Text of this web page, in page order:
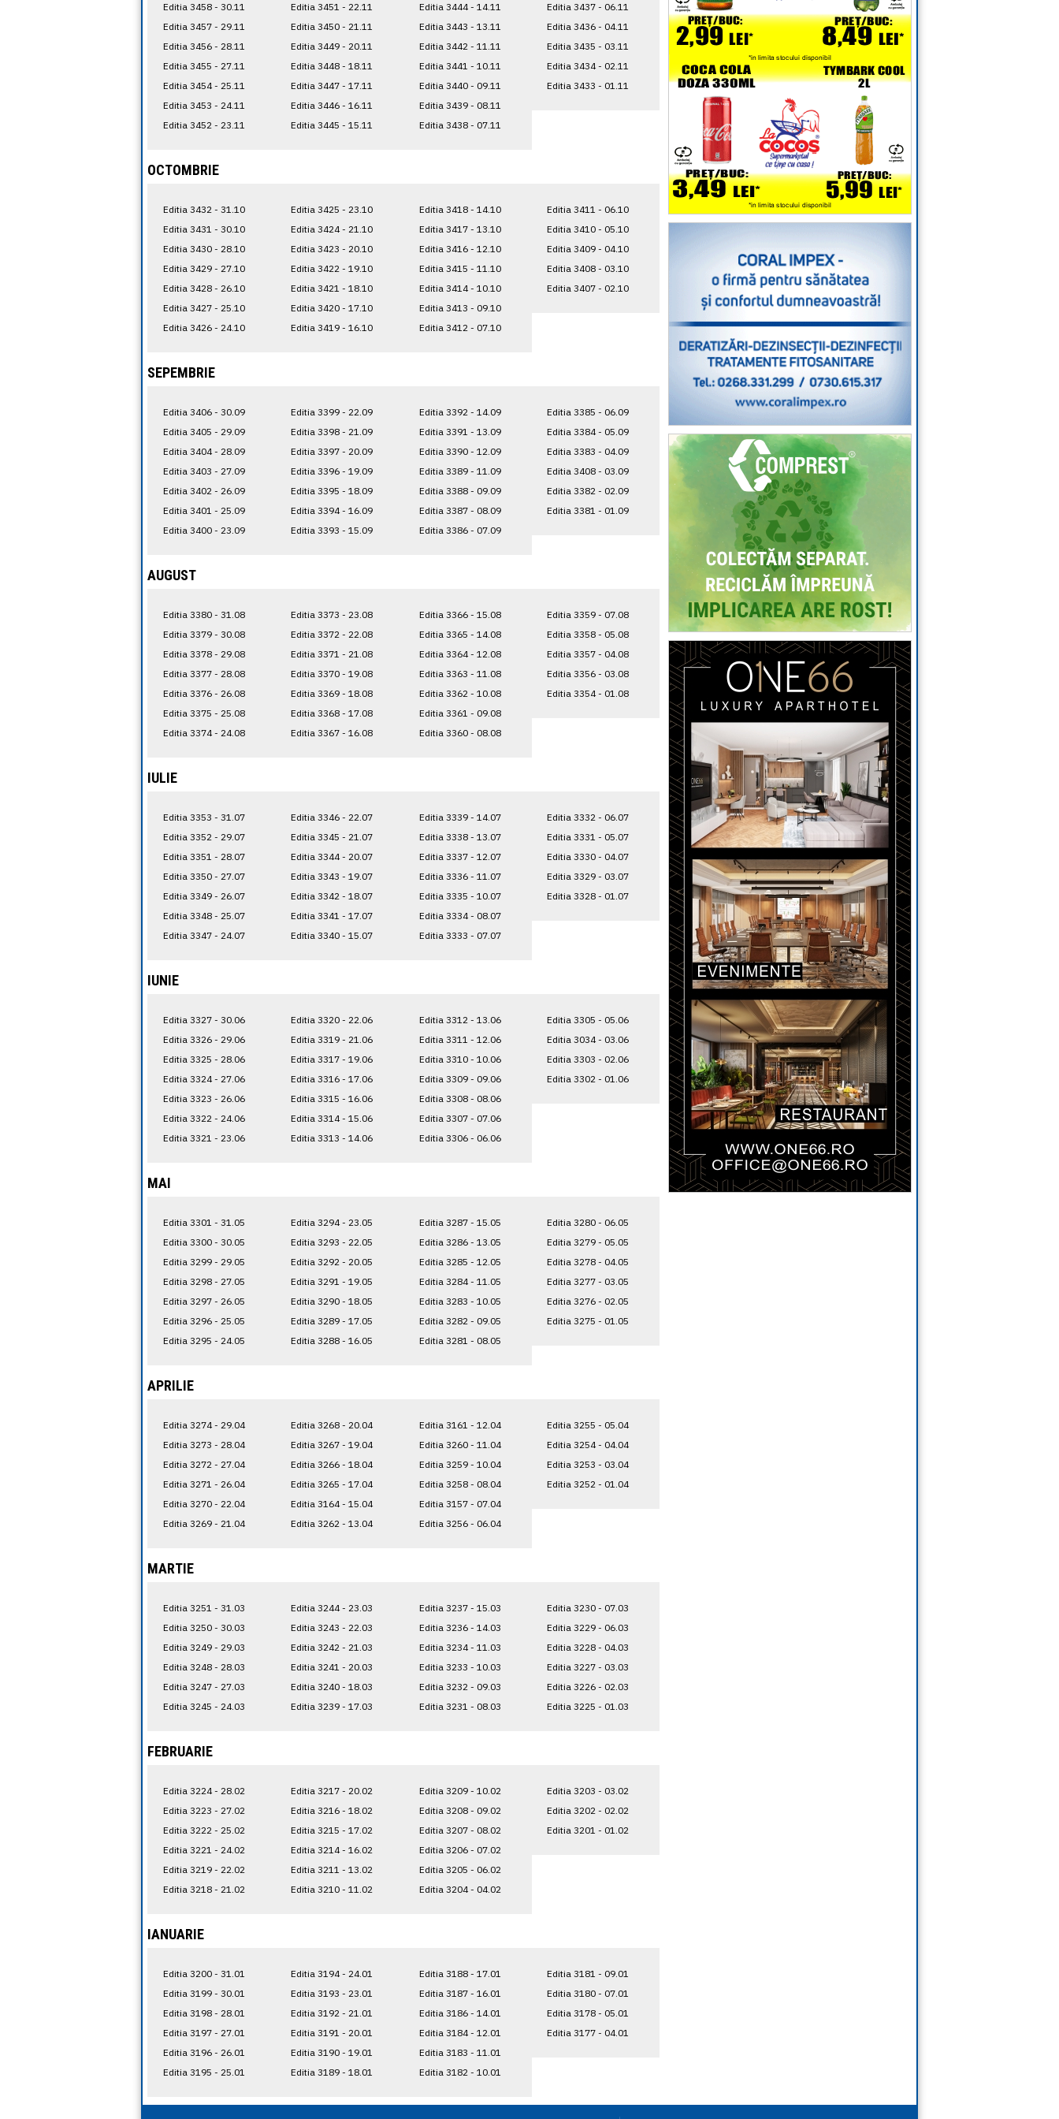
Editia 3458 - 30.11
Editia 3457 - 29.11
Editia 3456 - 28.11
Editia 3455 - 27.11
Editia 3454 - 25.11
Editia 3453 - 24.11
Editia 3452 - 23.11
Editia 3451 - 22.11
Editia 3450 - 21.11
Editia 3449 - 20.11
Editia 3448 - 18.11
Editia 3447 - 17.11
Editia 3446 - 16.11
Editia 3445 - 15.11
Editia 3444 - 14.11
Editia 3443 - 13.11
Editia 3442 - 11.11
Editia 3441 - 10.11
Editia 3440 - 09.11
Editia 3439 - 08.11
Editia 3438 - 07.11
Editia 3437 - 06.11
Editia 3436 - 04.11
Editia 3435 - 03.11
Editia 3434 - 02.11
Editia 3433 - 01.11
OCTOMBRIE
Editia 3432 - 31.10
Editia 3431 - 30.10
Editia 3430 - 28.10
Editia 3429 - 27.10
Editia 3428 - 26.10
Editia 3427 - 25.10
Editia 3426 - 24.10
Editia 3425 - 23.10
Editia 3424 - 21.10
Editia 3423 - 20.10
Editia 3422 - 19.10
Editia 3421 - 18.10
Editia 3420 - 17.10
Editia 3419 - 16.10
Editia 3418 - 14.10
Editia 3417 - 13.10
Editia 3416 - 12.10
Editia 3415 - 11.10
Editia 3414 - 10.10
Editia 3413 - 09.10
Editia 3412 - 07.10
Editia 3411 - 06.10
Editia 3410 - 05.10
Editia 3409 - 04.10
Editia 3408 - 03.10
Editia 3407 - 02.10
SEPEMBRIE
Editia 3406 - 30.09
Editia 3405 - 29.09
Editia 3404 - 28.09
Editia 3403 - 27.09
Editia 3402 - 26.09
Editia 3401 - 25.09
Editia 3400 - 23.09
Editia 3399 - 22.09
Editia 3398 - 21.09
Editia 3397 - 20.09
Editia 3396 - 19.09
Editia 3395 - 18.09
Editia 3394 - 16.09
Editia 3393 - 15.09
Editia 3392 - 14.09
Editia 3391 - 13.09
Editia 3390 - 12.09
Editia 3389 - 11.09
Editia 3388 - 09.09
Editia 3387 - 08.09
Editia 3386 - 07.09
Editia 3385 - 06.09
Editia 3384 - 05.09
Editia 3383 - 04.09
Editia 3408 - 03.09
Editia 3382 - 02.09
Editia 3381 - 01.09
AUGUST
Editia 3380 - 31.08
Editia 3379 - 30.08
Editia 3378 - 29.08
Editia 3377 - 28.08
Editia 3376 - 26.08
Editia 3375 - 25.08
Editia 3374 - 24.08
Editia 3373 - 23.08
Editia 3372 - 22.08
Editia 3371 - 21.08
Editia 3370 - 19.08
Editia 3369 - 18.08
Editia 3368 - 17.08
Editia 3367 - 16.08
Editia 3366 - 15.08
Editia 3365 - 14.08
Editia 3364 - 12.08
Editia 3363 - 11.08
Editia 3362 - 10.08
Editia 3361 - 09.08
Editia 3360 - 08.08
Editia 3359 - 07.08
Editia 3358 - 05.08
Editia 3357 - 04.08
Editia 3356 - 03.08
Editia 3354 - 01.08
IULIE
Editia 3353 - 31.07
Editia 3352 - 29.07
Editia 3351 - 28.07
Editia 3350 - 27.07
Editia 3349 - 26.07
Editia 3348 - 25.07
Editia 3347 - 24.07
Editia 3346 - 22.07
Editia 3345 - 21.07
Editia 3344 - 20.07
Editia 3343 - 19.07
Editia 3342 - 18.07
Editia 3341 - 17.07
Editia 3340 - 15.07
Editia 3339 - 14.07
Editia 3338 - 13.07
Editia 3337 - 12.07
Editia 3336 - 11.07
Editia 3335 - 10.07
Editia 3334 - 08.07
Editia 3333 - 07.07
Editia 3332 - 06.07
Editia 3331 - 05.07
Editia 3330 - 04.07
Editia 3329 - 03.07
Editia 3328 - 01.07
IUNIE
Editia 3327 - 30.06
Editia 3326 - 29.06
Editia 3325 - 28.06
Editia 3324 - 27.06
Editia 3323 - 26.06
Editia 3322 - 24.06
Editia 3321 - 23.06
Editia 3320 - 22.06
Editia 3319 - 21.06
Editia 3317 - 19.06
Editia 3316 - 17.06
Editia 3315 - 16.06
Editia 3314 - 15.06
Editia 3313 - 14.06
Editia 3312 - 13.06
Editia 3311 - 12.06
Editia 3310 - 10.06
Editia 3309 - 09.06
Editia 3308 - 08.06
Editia 3307 - 07.06
Editia 3306 - 06.06
Editia 3305 - 05.06
Editia 3034 - 03.06
Editia 3303 - 02.06
Editia 3302 - 01.06
MAI
Editia 3301 - 31.05
Editia 3300 - 30.05
Editia 3299 - 29.05
Editia 3298 - 27.05
Editia 3297 - 26.05
Editia 3296 - 25.05
Editia 3295 - 24.05
Editia 3294 - 23.05
Editia 3293 - 22.05
Editia 3292 - 20.05
Editia 3291 - 19.05
Editia 3290 - 18.05
Editia 3289 - 17.05
Editia 3288 - 16.05
Editia 3287 - 15.05
Editia 3286 - 13.05
Editia 3285 - 12.05
Editia 3284 - 11.05
Editia 3283 - 10.05
Editia 3282 - 09.05
Editia 3281 - 08.05
Editia 3280 - 06.05
Editia 3279 - 05.05
Editia 3278 - 04.05
Editia 3277 - 03.05
Editia 3276 - 02.05
Editia 3275 - 01.05
APRILIE
Editia 3274 - 29.04
Editia 3273 - 28.04
Editia 3272 - 27.04
Editia 3271 - 26.04
Editia 3270 - 22.04
Editia 3269 - 21.04
Editia 3268 - 20.04
Editia 3267 - 19.04
Editia 3266 - 18.04
Editia 3265 - 17.04
Editia 3164 - 15.04
Editia 3262 - 13.04
Editia 3161 - 12.04
Editia 3260 - 11.04
Editia 3259 - 10.04
Editia 3258 - 08.04
Editia 3157 - 07.04
Editia 3256 - 06.04
Editia 3255 - 05.04
Editia 3254 - 04.04
Editia 3253 - 03.04
Editia 3252 - 01.04
MARTIE
Editia 3251 - 31.03
Editia 3250 - 30.03
Editia 3249 - 29.03
Editia 3248 - 28.03
Editia 3247 - 27.03
Editia 3245 - 24.03
Editia 3244 - 23.03
Editia 3243 - 22.03
Editia 3242 - 21.03
Editia 3241 - 20.03
Editia 3240 - 18.03
Editia 3239 - 17.03
Editia 3237 - 15.03
Editia 3236 - 14.03
Editia 3234 - 11.03
Editia 3233 - 10.03
Editia 3232 - 09.03
Editia 3231 - 08.03
Editia 3230 - 07.03
Editia 3229 - 06.03
Editia 3228 - 04.03
Editia 3227 - 03.03
Editia 3226 - 02.03
Editia 3225 - 01.03
FEBRUARIE
Editia 3224 - 28.02
Editia 3223 - 27.02
Editia 3222 - 25.02
Editia 3221 - 24.02
Editia 3219 - 22.02
Editia 3218 - 21.02
Editia 3217 - 20.02
Editia 3216 - 18.02
Editia 3215 - 17.02
Editia 3214 - 16.02
Editia 3211 - 13.02
Editia 3210 - 11.02
Editia 3209 - 10.02
Editia 3208 - 09.02
Editia 3207 - 08.02
Editia 3206 - 07.02
Editia 3205 - 06.02
Editia 3204 - 04.02
Editia 3203 - 03.02
Editia 3202 - 02.02
Editia 3201 - 01.02
IANUARIE
Editia 3200 - 31.01
Editia 3199 - 30.01
Editia 3198 - 28.01
Editia 3197 - 27.01
Editia 3196 - 26.01
Editia 3195 - 25.01
Editia 3194 - 24.01
Editia 3193 - 23.01
Editia 3192 - 21.01
Editia 3191 - 20.01
Editia 3190 - 19.01
Editia 3189 - 18.01
Editia 3188 - 17.01
Editia 3187 - 16.01
Editia 3186 - 14.01
Editia 3184 - 12.01
Editia 3183 - 11.01
Editia 3182 - 10.01
Editia 3181 - 09.01
Editia 3180 - 07.01
Editia 3178 - 05.01
Editia 3177 - 04.01